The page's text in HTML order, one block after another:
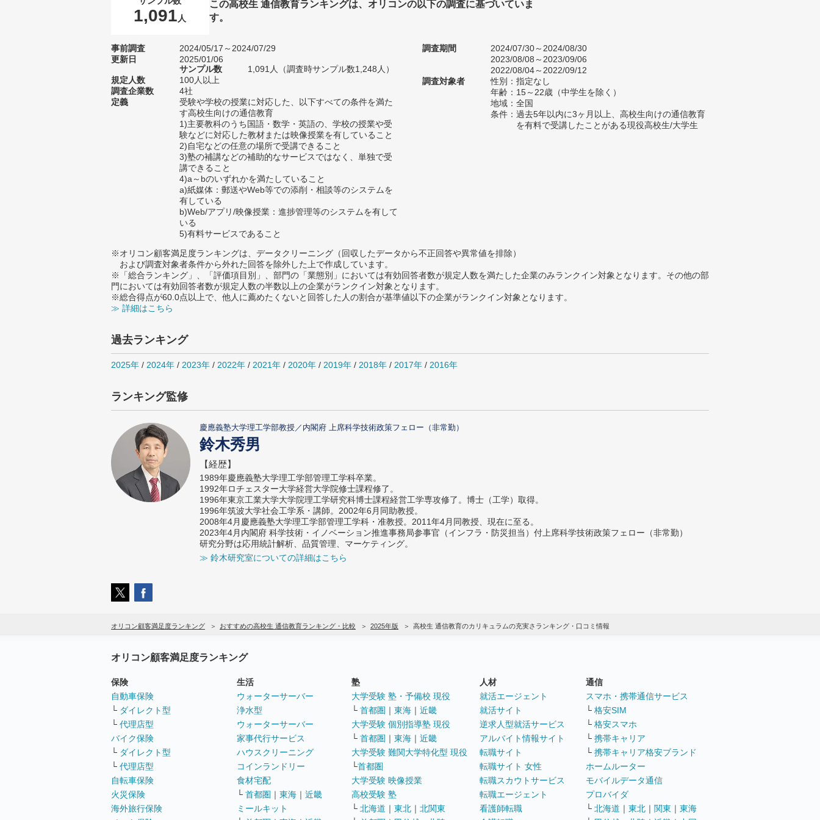
1,091 人
この高校生 通信教育ランキングは、オリコンの以下の調査に基づいていま
す。
事前調査
2024/05/17～2024/07/29
更新日
2025/01/06
サンプル数
1,091人（調査時サンプル数1,248人）
規定人数
100人以上
調査企業数
4社
定義
受験や学校の授業に対応した、以下すべての条件を満た
す高校生向けの通信教育
1)主要教科のうち国語・数学・英語の、学校の授業や受
験などに対応した教材または映像授業を有していること
2)自宅などの任意の場所で受講できること
3)塾の補講などの補助的なサービスではなく、単独で受
講できること
4)a～bのいずれかを満たしていること
a)紙媒体：郵送やWeb等での添削・相談等のシステムを
有している
b)Web/アプリ/映像授業：進捗管理等のシステムを有して
いる
5)有料サービスであること
調査期間
2024/07/30～2024/08/30
2023/08/08～2023/09/06
2022/08/04～2022/09/12
調査対象者
性別：指定なし
年齢：15～22歳（中学生を除く）
地域：全国
条件：過去5年以内に3ヶ月以上、高校生向けの通信教育
を有料で受講したことがある現役高校生/大学生
※オリコン顧客満足度ランキングは、データクリーニング（回収したデータから不正回答や異常値を排除）
および調査対象者条件から外れた回答を除外した上で作成しています。
※「総合ランキング」、「評価項目別」、部門の「業態別」においては有効回答者数が規定人数を満たした企業のみランクイン対象となります。その他の部
門においては有効回答者数が規定人数の半数以上の企業がランクイン対象となります。
※総合得点が60.0点以上で、他人に薦めたくないと回答した人の割合が基準値以下の企業がランクイン対象となります。
≫ 詳細はこちら
過去ランキング
2025年 / 2024年 / 2023年 / 2022年 / 2021年 / 2020年 / 2019年 / 2018年 / 2017年 / 2016年
ランキング監修
慶應義塾大学理工学部教授／内閣府 上席科学技術政策フェロー（非常勤）
鈴木秀男
【経歴】
1989年慶應義塾大学理工学部管理工学科卒業。
1992年ロチェスター大学経営大学院修士課程修了。
1996年東京工業大学大学院理工学研究科博士課程経営工学専攻修了。博士（工学）取得。
1996年筑波大学社会工学系・講師。2002年6月同助教授。
2008年4月慶應義塾大学理工学部管理工学科・准教授。2011年4月同教授、現在に至る。
2023年4月内閣府 科学技術・イノベーション推進事務局参事官（インフラ・防災担当）付上席科学技術政策フェロー（非常勤）
研究分野は応用統計解析、品質管理、マーケティング。
≫ 鈴木研究室についての詳細はこちら
オリコン顧客満足度ランキング おすすめの高校生 通信教育ランキング・比較 2025年版 高校生 通信教育のカリキュラムの充実さランキング・口コミ情報
オリコン顧客満足度ランキング
保険
自動車保険
└ ダイレクト型
└ 代理店型
バイク保険
└ ダイレクト型
└ 代理店型
自転車保険
火災保険
海外旅行保険
生活
ウォーターサーバー
浄水型
ウォーターサーバー
家事代行サービス
ハウスクリーニング
コインランドリー
食材宅配
└ 首都圏 ｜ 東海 ｜ 近畿
ミールキット
塾
大学受験 塾・予備校 現役
└ 首都圏 ｜ 東海 ｜ 近畿
大学受験 個別指導塾 現役
└ 首都圏 ｜ 東海 ｜ 近畿
大学受験 難関大学特化型 現役
└首都圏
大学受験 映像授業
高校受験 塾
└ 北海道 ｜ 東北 ｜ 北関東
人材
就活エージェント
就活サイト
逆求人型就活サービス
アルバイト情報サイト
転職サイト
転職サイト 女性
転職スカウトサービス
転職エージェント
看護師転職
通信
スマホ・携帯通信サービス
└ 格安SIM
└ 格安スマホ
└ 携帯キャリア
└ 携帯キャリア格安ブランド
ホームルーター
モバイルデータ通信
プロバイダ
└ 北海道 ｜ 東北 ｜ 関東 ｜ 東海